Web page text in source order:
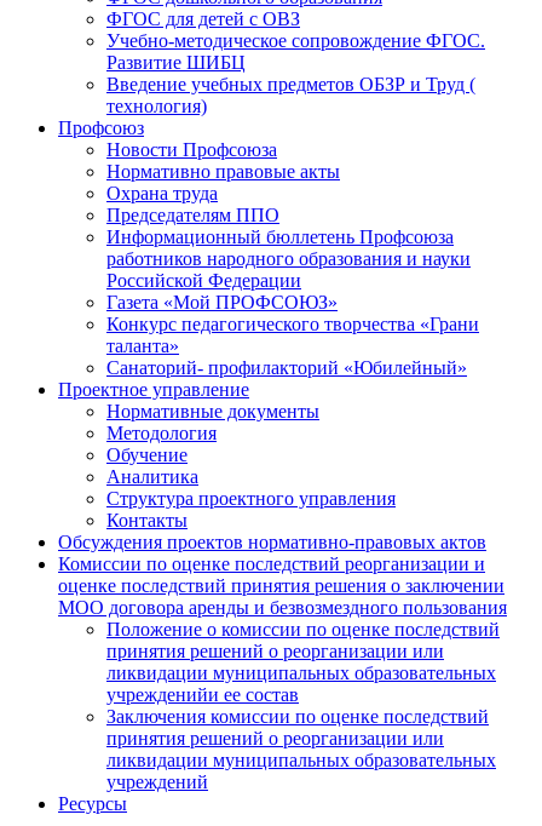
ФГОС для детей с ОВЗ
Учебно-методическое сопровождение ФГОС.
Развитие ШИБЦ
Введение учебных предметов ОБЗР и Труд (
технология)
Профсоюз
Новости Профсоюза
Нормативно правовые акты
Охрана труда
Председателям ППО
Информационный бюллетень Профсоюза
работников народного образования и науки
Российской Федерации
Газета «Мой ПРОФСОЮЗ»
Конкурс педагогического творчества «Грани
таланта»
Санаторий- профилакторий «Юбилейный»
Проектное управление
Нормативные документы
Методология
Обучение
Аналитика
Структура проектного управления
Контакты
Обсуждения проектов нормативно-правовых актов
Комиссии по оценке последствий реорганизации и
оценке последствий принятия решения о заключении
МОО договора аренды и безвозмездного пользования
Положение о комиссии по оценке последствий
принятия решений о реорганизации или
ликвидации муниципальных образовательных
учрежденийи ее состав
Заключения комиссии по оценке последствий
принятия решений о реорганизации или
ликвидации муниципальных образовательных
учреждений
Ресурсы